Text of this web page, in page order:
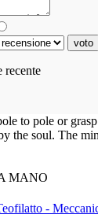
recente
to pole or
the soul. The
MANO
-